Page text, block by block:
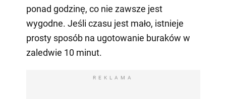
ponad godzinę, co nie zawsze jest
wygodne. Jeśli czasu jest mało, istnieje
prosty sposób na ugotowanie buraków w
zaledwie 10 minut.
REKLAMA